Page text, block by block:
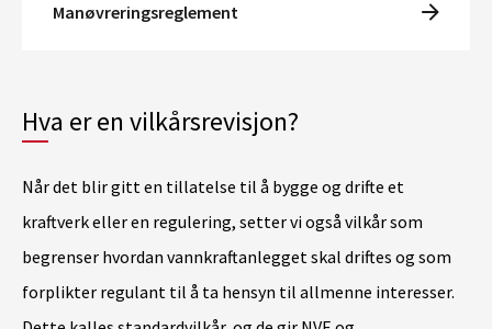
Manøvreringsreglement
Hva er en vilkårsrevisjon?
Når det blir gitt en tillatelse til å bygge og drifte et
kraftverk eller en regulering, setter vi også vilkår som
begrenser hvordan vannkraftanlegget skal driftes og som
forplikter regulant til å ta hensyn til allmenne interesser.